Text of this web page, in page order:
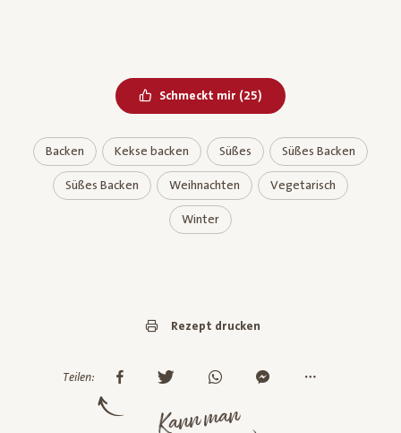
Schmeckt mir Bereits geliked
(25)
Backen Kekse backen Süßes Süßes Backen
Süßes Backen Weihnachten Vegetarisch
Winter
Rezept drucken
Teilen:
Kann man